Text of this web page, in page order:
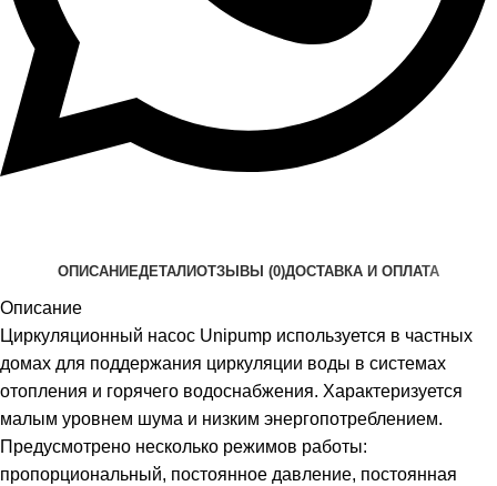
ОПИСАНИЕДЕТАЛИОТЗЫВЫ (0)ДОСТАВКА И ОПЛАТА
Описание
Циркуляционный насос Unipump используется в частных
домах для поддержания циркуляции воды в системах
отопления и горячего водоснабжения. Характеризуется
малым уровнем шума и низким энергопотреблением.
Предусмотрено несколько режимов работы:
пропорциональный, постоянное давление, постоянная